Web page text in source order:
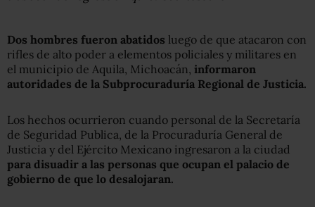
Dos hombres fueron abatidos luego de que atacaron con
rifles de alto poder a elementos policiales y militares en
el municipio de Aquila, Michoacán, informaron
autoridades de la Subprocuraduría Regional de Justicia.
Los hechos ocurrieron cuando personal de la Secretaría
de Seguridad Publica, de la Procuraduría General de
Justicia y del Ejército Mexicano ingresaron a la ciudad
para disuadir a las personas que ocupan el palacio de
gobierno de que lo desalojaran.